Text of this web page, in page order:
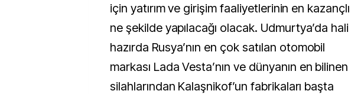
için yatırım ve girişim faaliyetlerinin en kazançlı
ne şekilde yapılacağı olacak. Udmurtya’da hali
hazırda Rusya’nın en çok satılan otomobil
markası Lada Vesta’nın ve dünyanın en bilinen
silahlarından Kalaşnikof’un fabrikaları başta